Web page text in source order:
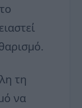
τη
να